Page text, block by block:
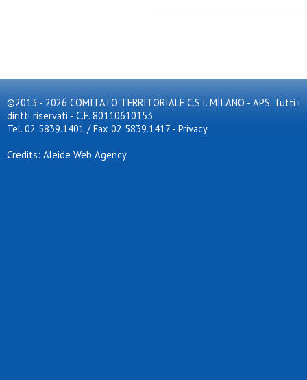
©2013 - 2026 COMITATO TERRITORIALE C.S.I. MILANO - APS. Tutti i
diritti riservati - C.F. 80110610153
Tel. 02 5839.1401 / Fax 02 5839.1417 - Privacy
Credits: Aleide Web Agency